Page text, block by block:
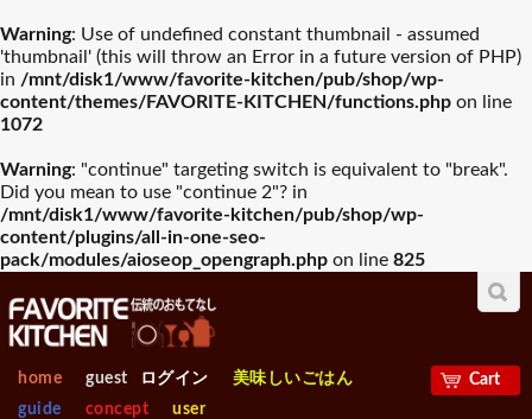
Warning: Use of undefined constant thumbnail - assumed
'thumbnail' (this will throw an Error in a future version of PHP)
in /mnt/disk1/www/favorite-kitchen/pub/shop/wp-
content/themes/FAVORITE-KITCHEN/functions.php on line
1072
Warning: "continue" targeting switch is equivalent to "break".
Did you mean to use "continue 2"? in
/mnt/disk1/www/favorite-kitchen/pub/shop/wp-
content/plugins/all-in-one-seo-
pack/modules/aioseop_opengraph.php on line 825
home guest ログイン
美味しいごはん
guide
concept user
Cart